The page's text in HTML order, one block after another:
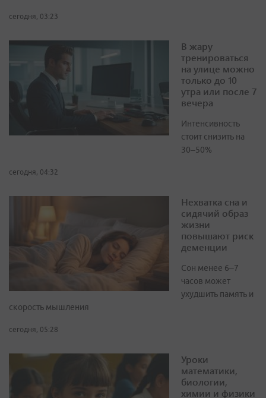
сегодня, 03:23
В жару
тренироваться
на улице можно
только до 10
утра или после 7
вечера
Интенсивность
стоит снизить на
30–50%
сегодня, 04:32
Нехватка сна и
сидячий образ
жизни
повышают риск
деменции
Сон менее 6–7
часов может
ухудшить память и
скорость мышления
сегодня, 05:28
Уроки
математики,
биологии,
химии и физики